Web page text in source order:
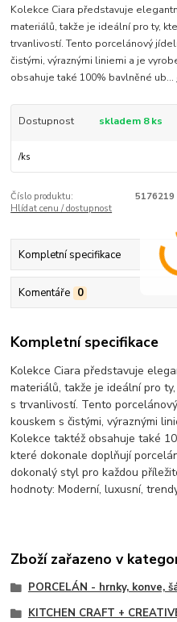
Kolekce Ciara představuje
materiálů, takže je ideální pro ty,
trvanlivostí. Tento porcelánový
čistými, výraznými liniemi a je
obsahuje také 100% bavlněné ub...
Dostupnost skladem 8 ks
/ks
Číslo produktu:
5176219
Hlídat cenu / dostupnost
Kompletní specifikace
Komentáře 0
Kompletní specifikace
Kolekce Ciara představuje
materiálů, takže je ideální pro
s trvanlivostí. Tento
kouskem s čistými, výraznými
Kolekce taktéž obsahuje také
které dokonale doplňují
dokonalý styl pro každou
hodnoty: Moderní, luxusní,
Zboží zařazeno v
PORCELÁN - hrnky, konve,
KITCHEN CRAFT +